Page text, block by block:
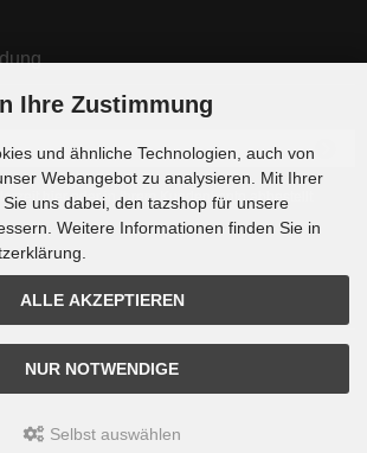
hier oder in Ihrem Kundenkonto abbestellt
Ihre Zustimmung
und ähnliche Technologien, auch von
Webangebot zu analysieren. Mit Ihrer
uns dabei, den tazshop für unsere
Weitere Informationen finden Sie in
ALLE AKZEPTIEREN
NUR NOTWENDIGE
Selbst auswählen